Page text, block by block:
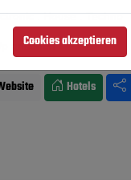
. House . Techno
ansehen
Hotels
Cookies akzeptieren